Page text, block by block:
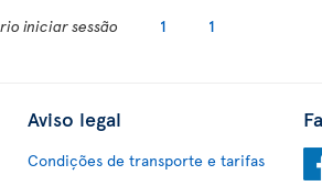
iniciar sessão 1 1
Aviso legal
Condições de transporte e tarifas